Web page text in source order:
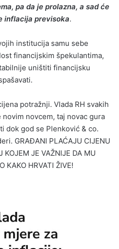
pa da je prolazna, a sad će
inflacija previsoka.
institucija samu sebe
financijskim špekulantima,
uništiti financijsku
potražnji. Vlada RH svakih
novcem, taj novac gura
dok god se Plenković & co.
GRAĐANI PLAĆAJU CIJENU
KOJEM JE VAŽNIJE DA MU
KAKO HRVATI ŽIVE!